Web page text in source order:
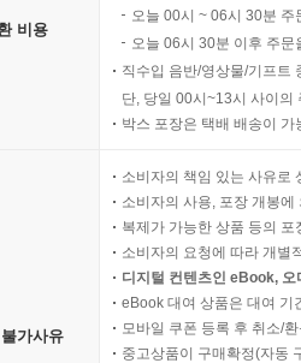
이름의 거울과 칸막이
권과 신성의 회복
폭과 창조적 진공
와 살아있는 신성
비용
오늘 00시 ~ 06시 30분
오늘 06시 30분 이후 주
직수입 음반/영상물/기프트
단, 당일 00시~13시 사이의
박스 포장은 택배 배송이
가사유
소비자의 책임 있는 사유로
소비자의 사용, 포장 개봉
복제가 가능한 상품 등의
소비자의 요청에 따라 개별
디지털 컨텐츠인 eBook,
eBook 대여 상품은 대여 기
모바일 쿠폰 등록 후 취소/
중고상품이 구매확정(자동